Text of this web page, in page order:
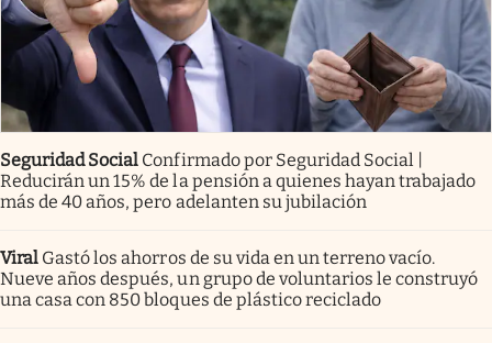
Seguridad Social Confirmado por Seguridad Social |
Reducirán un 15% de la pensión a quienes hayan trabajado
más de 40 años, pero adelanten su jubilación
Viral Gastó los ahorros de su vida en un terreno vacío.
Nueve años después, un grupo de voluntarios le construyó
una casa con 850 bloques de plástico reciclado